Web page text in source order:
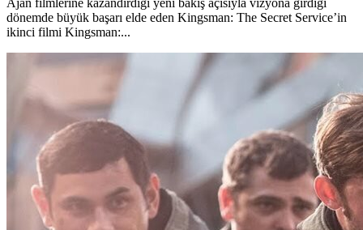
Ajan filmlerine kazandırdığı yeni bakış açısıyla vizyona girdiği
dönemde büyük başarı elde eden Kingsman: The Secret Service’in
ikinci filmi Kingsman:...